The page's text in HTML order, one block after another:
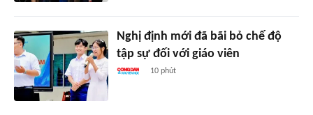
Nghị định mới đã bãi bỏ chế độ
tập sự đối với giáo viên
10 phút